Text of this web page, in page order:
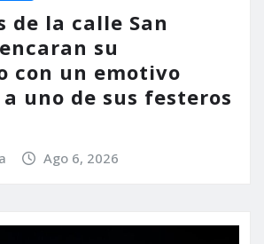
de la calle San
su
con un emotivo
uno de sus festeros
Ago 6, 2026